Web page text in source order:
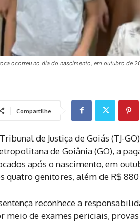
ocorreu no dia do nascimento, em outubro de
Compartilhe
de Justiça de Goiás (TJ-
de Goiânia (GO), a
após o nascimento, em
quatro genitores, além de R$
reconhece a
meio de exames periciais,